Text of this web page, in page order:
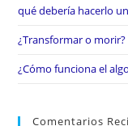
qué debería hacerlo
¿Transformar o morir?
¿Cómo funciona el
Comentarios